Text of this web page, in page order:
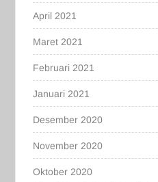
April 2021
Maret 2021
Februari 2021
Januari 2021
Desember 2020
November 2020
Oktober 2020